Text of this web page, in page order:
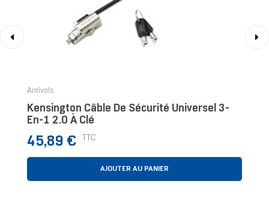
Antivols
Kensington Câble De Sécurité Universel 3-
En-1 2.0 À Clé
Prix
45,89 € TTC
AJOUTER AU PANIER